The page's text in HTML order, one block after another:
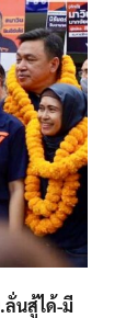
นสู้ได้-มี